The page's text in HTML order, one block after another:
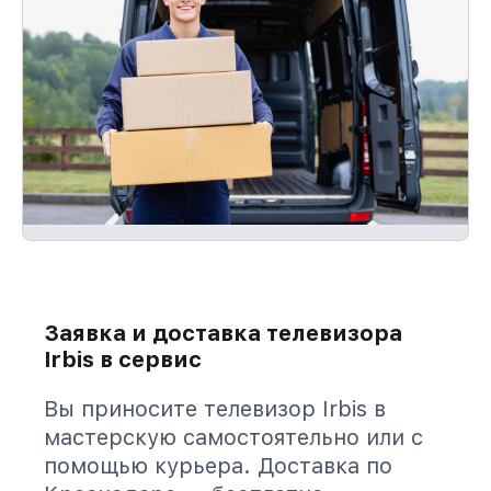
Заявка и доставка телевизора
Irbis в сервис
Вы приносите телевизор Irbis в
мастерскую самостоятельно или с
помощью курьера. Доставка по